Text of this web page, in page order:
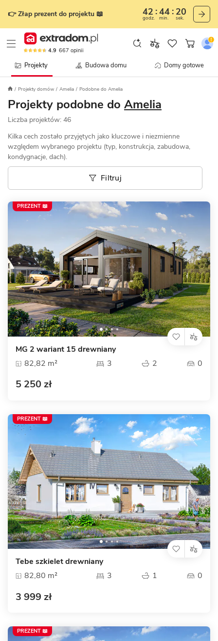
👉 Złap prezent do projektu 📖 42
godz.
44
min.
17
sek.
4.9 667 opinii
Projekty Budowa domu Domy gotowe
Projekty domów Amelia Podobne do Amelia
Projekty podobne do Amelia
Liczba projektów: 46
Kilka cech zostało przyjętych jako kluczowe i niezmienne
względem wybranego projektu (typ, konstrukcja, zabudowa,
kondygnacje, dach).
Filtruj
MG 2 wariant 15 drewniany
82,82 m²
3 2 0
5 250 zł
PREZENT 📖
Tebe szkielet drewniany
82,80 m²
3 1 0
3 999 zł
PREZENT 📖
PREZENT 📖